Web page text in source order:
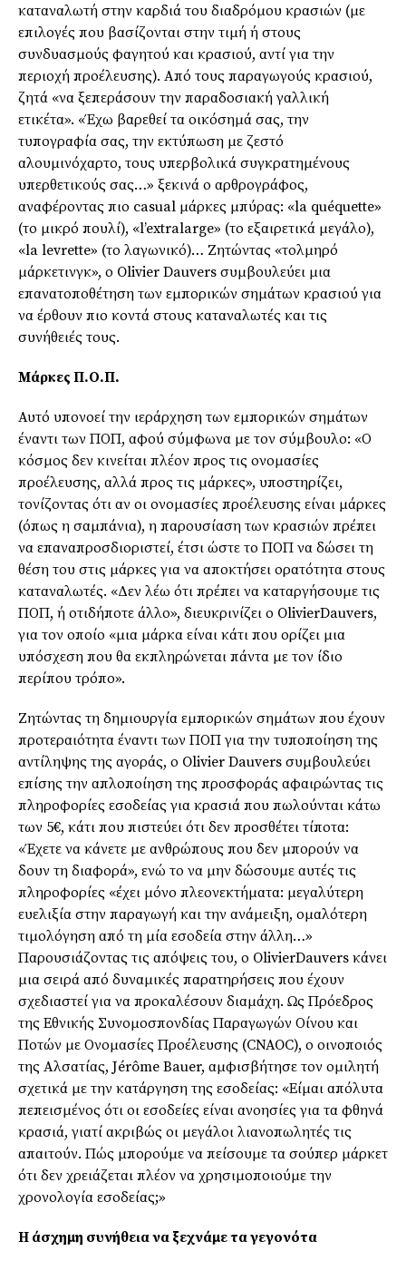
καταναλωτή στην καρδιά του διαδρόμου κρασιών (με
επιλογές που βασίζονται στην τιμή ή στους
συνδυασμούς φαγητού και κρασιού, αντί για την
περιοχή προέλευσης). Από τους παραγωγούς κρασιού,
ζητά «να ξεπεράσουν την παραδοσιακή γαλλική
ετικέτα». «Έχω βαρεθεί τα οικόσημά σας, την
τυπογραφία σας, την εκτύπωση με ζεστό
αλουμινόχαρτο, τους υπερβολικά συγκρατημένους
υπερθετικούς σας…» ξεκινά ο αρθρογράφος,
αναφέροντας πιο casual μάρκες μπύρας: «la quéquette»
(το μικρό πουλί), «l’extralarge» (το εξαιρετικά μεγάλο),
«la levrette» (το λαγωνικό)… Ζητώντας «τολμηρό
μάρκετινγκ», ο Olivier Dauvers συμβουλεύει μια
επανατοποθέτηση των εμπορικών σημάτων κρασιού για
να έρθουν πιο κοντά στους καταναλωτές και τις
συνήθειές τους.
Μάρκες Π.Ο.Π.
Αυτό υπονοεί την ιεράρχηση των εμπορικών σημάτων
έναντι των ΠΟΠ, αφού σύμφωνα με τον σύμβουλο: «Ο
κόσμος δεν κινείται πλέον προς τις ονομασίες
προέλευσης, αλλά προς τις μάρκες», υποστηρίζει,
τονίζοντας ότι αν οι ονομασίες προέλευσης είναι μάρκες
(όπως η σαμπάνια), η παρουσίαση των κρασιών πρέπει
να επαναπροσδιοριστεί, έτσι ώστε το ΠΟΠ να δώσει τη
θέση του στις μάρκες για να αποκτήσει ορατότητα στους
καταναλωτές. «Δεν λέω ότι πρέπει να καταργήσουμε τις
ΠΟΠ, ή οτιδήποτε άλλο», διευκρινίζει ο OlivierDauvers,
για τον οποίο «μια μάρκα είναι κάτι που ορίζει μια
υπόσχεση που θα εκπληρώνεται πάντα με τον ίδιο
περίπου τρόπο».
Ζητώντας τη δημιουργία εμπορικών σημάτων που έχουν
προτεραιότητα έναντι των ΠΟΠ για την τυποποίηση της
αντίληψης της αγοράς, ο Olivier Dauvers συμβουλεύει
επίσης την απλοποίηση της προσφοράς αφαιρώντας τις
πληροφορίες εσοδείας για κρασιά που πωλούνται κάτω
των 5€, κάτι που πιστεύει ότι δεν προσθέτει τίποτα:
«Έχετε να κάνετε με ανθρώπους που δεν μπορούν να
δουν τη διαφορά», ενώ το να μην δώσουμε αυτές τις
πληροφορίες «έχει μόνο πλεονεκτήματα: μεγαλύτερη
ευελιξία στην παραγωγή και την ανάμειξη, ομαλότερη
τιμολόγηση από τη μία εσοδεία στην άλλη…»
Παρουσιάζοντας τις απόψεις του, ο OlivierDauvers κάνει
μια σειρά από δυναμικές παρατηρήσεις που έχουν
σχεδιαστεί για να προκαλέσουν διαμάχη. Ως Πρόεδρος
της Εθνικής Συνομοσπονδίας Παραγωγών Οίνου και
Ποτών με Ονομασίες Προέλευσης (CNAOC), ο οινοποιός
της Αλσατίας, Jérôme Bauer, αμφισβήτησε τον ομιλητή
σχετικά με την κατάργηση της εσοδείας: «Είμαι απόλυτα
πεπεισμένος ότι οι εσοδείες είναι ανοησίες για τα φθηνά
κρασιά, γιατί ακριβώς οι μεγάλοι λιανοπωλητές τις
απαιτούν. Πώς μπορούμε να πείσουμε τα σούπερ μάρκετ
ότι δεν χρειάζεται πλέον να χρησιμοποιούμε την
χρονολογία εσοδείας;»
Η άσχημη συνήθεια να ξεχνάμε τα γεγονότα